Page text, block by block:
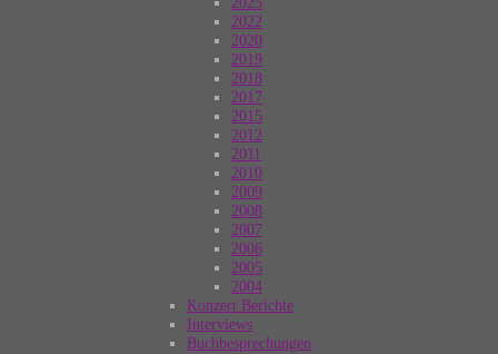
2022
2020
2019
2018
2017
2015
2012
2011
2010
2009
2008
2007
2006
2005
2004
Konzert Berichte
Interviews
Buchbesprechungen